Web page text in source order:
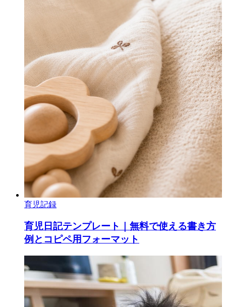
育児記録
育児日記テンプレート｜無料で使える書き方
例とコピペ用フォーマット